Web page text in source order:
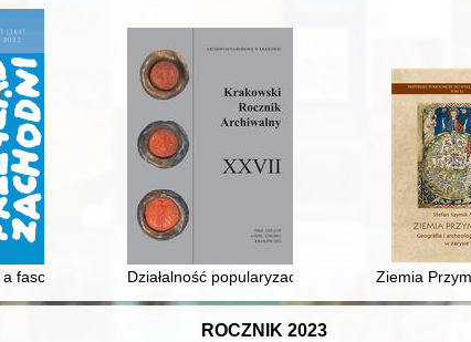
konińskim okresu międzywojennego
fascynacją : problematyka niemiecka w publicystce i działalności
Działalność popularyzacyjna w Archiwum
Ziemia
ROCZNIK 2023